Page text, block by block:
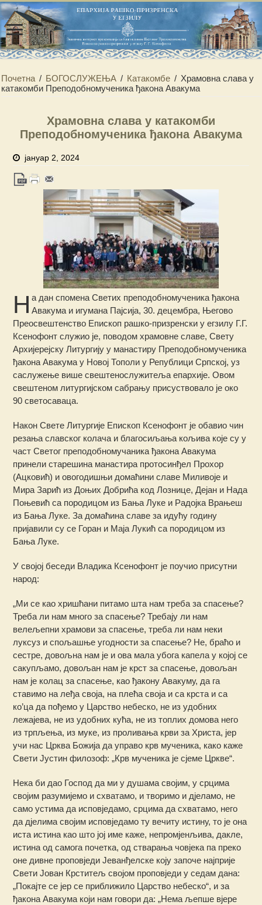
Почетна / БОГОСЛУЖЕЊА / Катакомбе / Храмовна слава у
катакомби Преподобномученика ђакона Авакума
Храмовна слава у катакомби
Преподобномученика ђакона Авакума
јануар 2, 2024
Н а дан спомена Светих преподобномученика ђакона
Авакума и игумана Пајсија, 30. децембра, Његово
Преосвештенство Епископ рашко-призренски у егзилу Г.Г.
Ксенофонт служио је, поводом храмовне славе, Свету
Архијерејску Литургију у манастиру Преподобномученика
ђакона Авакума у Новој Тополи у Републици Српској, уз
саслужење више свештенослужитеља епархије. Овом
свештеном литургијском сабрању присуствовало је око
90 светосаваца.
Након Свете Литургије Епископ Ксенофонт је обавио чин
резања славског колача и благосиљања кољива које су у
част Светог преподобномучаника ђакона Авакума
принели старешина манастира протосинђел Прохор
(Ацковић) и овогодишњи домаћини славе Миливоје и
Мира Зарић из Доњих Добрића код Лознице, Дејан и Нада
Поњевић са породицом из Бања Луке и Радојка Врањеш
из Бања Луке. За домаћина славе за идућу годину
пријавили су се Горан и Маја Лукић са породицом из
Бања Луке.
У својој беседи Владика Ксенофонт је поучио присутни
народ:
„Ми се као хришћани питамо шта нам треба за спасење?
Треба ли нам много за спасење? Требају ли нам
велељепни храмови за спасење, треба ли нам неки
луксуз и спољашње угодности за спасење? Не, браћо и
сестре, довољна нам је и ова мала убога капела у којој се
сакупљамо, довољан нам је крст за спасење, довољан
нам је колац за спасење, као ђакону Авакуму, да га
ставимо на леђа своја, на плећа своја и са крста и са
ко’ца да пођемо у Царство небеско, не из удобних
лежајева, не из удобних кућа, не из топлих домова него
из трпљења, из муке, из проливања крви за Христа, јер
учи нас Црква Божија да управо крв мученика, како каже
Свети Јустин филозоф: „Крв мученика је сјеме Цркве“.
Нека би дао Господ да ми у душама својим, у срцима
својим разумијемо и схватамо, и творимо и дјеламо, не
само устима да исповједамо, срцима да схватамо, него
да дјелима својим исповједамо ту вечиту истину, то је она
иста истина као што јој име каже, непромјенљива, дакле,
истина од самога почетка, од стварања човјека па преко
оне дивне проповједи Јеванђелске коју започе најприје
Свети Јован Крститељ својом проповједи у седам дана:
„Покајте се јер се приближило Царство небеско“, и за
ђакона Авакума који нам говори да: „Нема љепше вјере